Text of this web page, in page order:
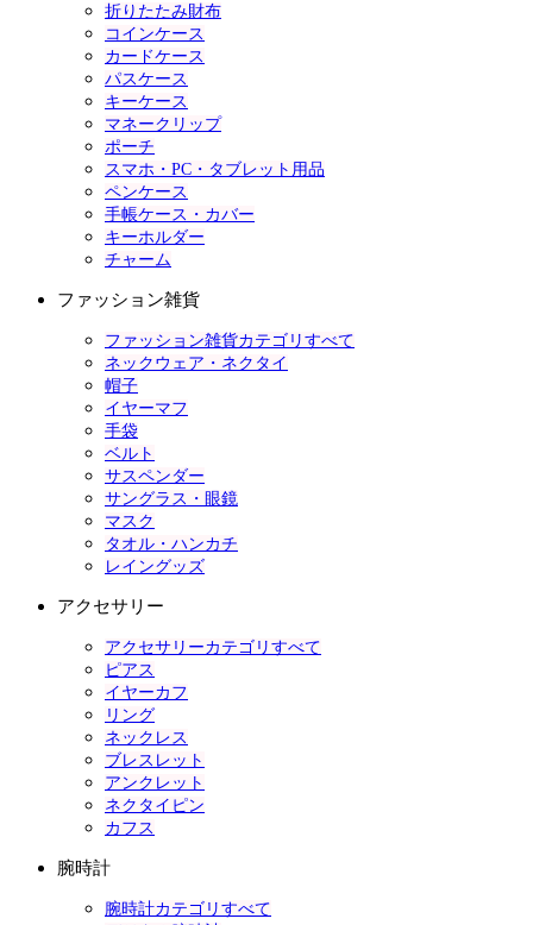
折りたたみ財布
コインケース
カードケース
パスケース
キーケース
マネークリップ
ポーチ
スマホ・PC・タブレット用品
ペンケース
手帳ケース・カバー
キーホルダー
チャーム
ファッション雑貨
ファッション雑貨カテゴリすべて
ネックウェア・ネクタイ
帽子
イヤーマフ
手袋
ベルト
サスペンダー
サングラス・眼鏡
マスク
タオル・ハンカチ
レイングッズ
アクセサリー
アクセサリーカテゴリすべて
ピアス
イヤーカフ
リング
ネックレス
ブレスレット
アンクレット
ネクタイピン
カフス
腕時計
腕時計カテゴリすべて